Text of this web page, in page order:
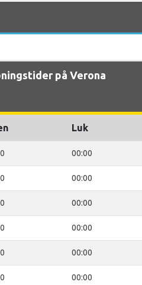
på Verona
Luk
00:00
00:00
00:00
00:00
00:00
00:00